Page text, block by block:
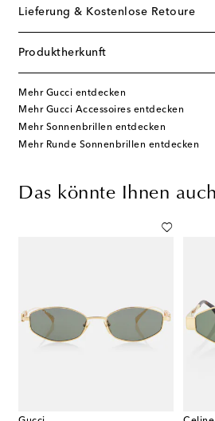
Lieferung & Kostenlose Retoure
Produktherkunft
Mehr Gucci entdecken
Mehr Gucci Accessoires entdecken
Mehr Sonnenbrillen entdecken
Mehr Runde Sonnenbrillen entdecken
Das könnte Ihnen